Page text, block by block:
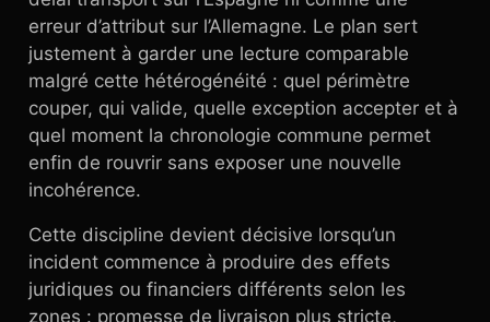
erreur d’attribut sur l’Allemagne. Le plan sert
justement à garder une lecture comparable
malgré cette hétérogénéité : quel périmètre
couper, qui valide, quelle exception accepter et à
quel moment la chronologie commune permet
enfin de rouvrir sans exposer une nouvelle
incohérence.
Cette discipline devient décisive lorsqu’un
incident commence à produire des effets
juridiques ou financiers différents selon les
zones : promesse de livraison plus stricte,